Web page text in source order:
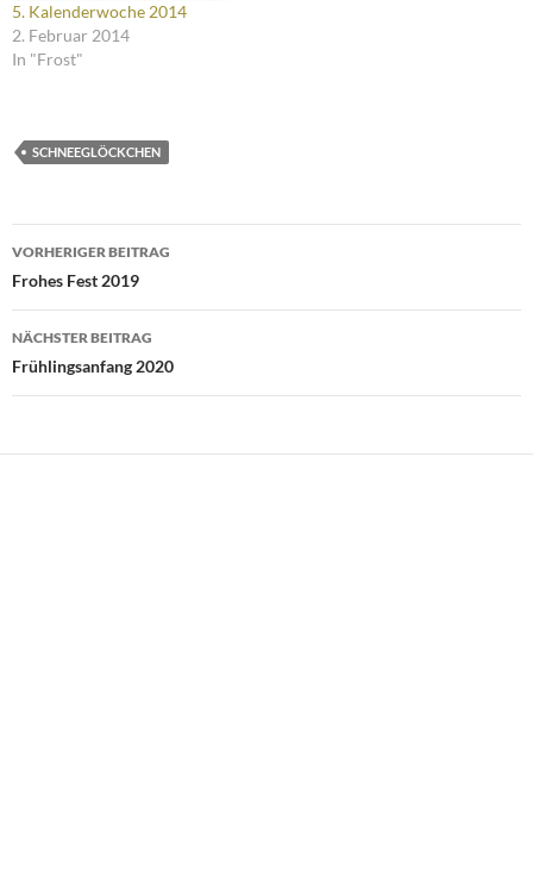
5. Kalenderwoche 2014
2. Februar 2014
In "Frost"
SCHNEEGLÖCKCHEN
Beitragsnavigation
VORHERIGER BEITRAG
Frohes Fest 2019
NÄCHSTER BEITRAG
Frühlingsanfang 2020